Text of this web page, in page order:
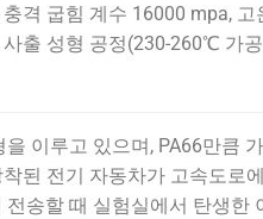
격 굽힘 계수 16000 mpa,
출 성형 공정(230-260℃ 가
이루고 있으며, PA66만큼
된 전기 자동차가 고속도로
송할 때 실험실에서 탄생한